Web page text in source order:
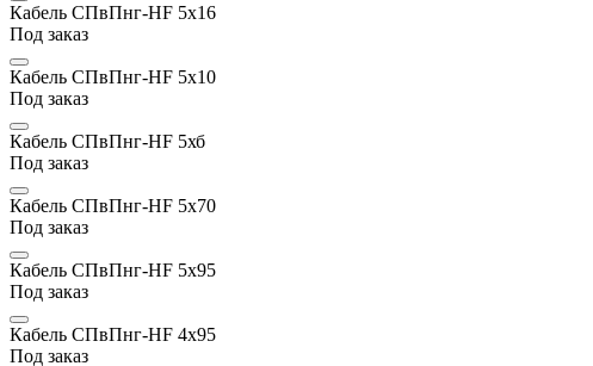
Кабель СПвПнг-HF 5х16
Под заказ
Кабель СПвПнг-HF 5х10
Под заказ
Кабель СПвПнг-HF 5хб
Под заказ
Кабель СПвПнг-HF 5х70
Под заказ
Кабель СПвПнг-HF 5х95
Под заказ
Кабель СПвПнг-HF 4х95
Под заказ